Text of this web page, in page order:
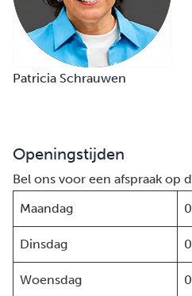
Patricia Schrauwen
Openingstijden
Bel ons voor een afspraak op
Maandag
Dinsdag
Woensdag